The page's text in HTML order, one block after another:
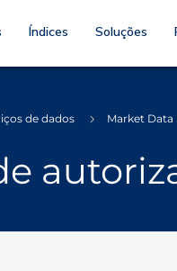
Índices Soluções
de dados Market Data